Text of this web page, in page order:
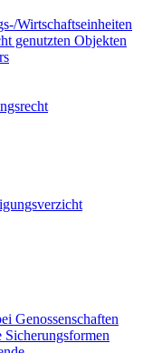
Wirtschaftseinheiten
genutzten Objekten
Genossenschaften